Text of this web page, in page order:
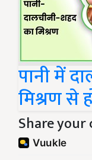
पानी में
मिश्रण से
Share your